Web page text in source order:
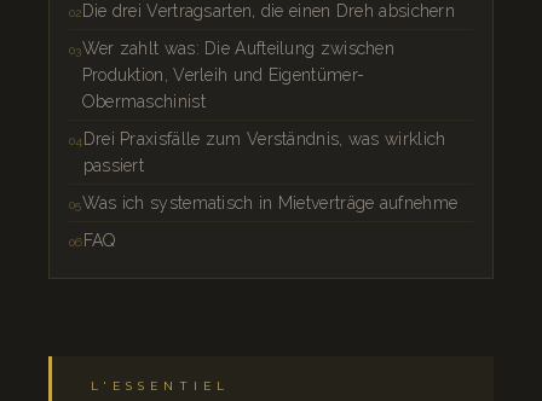
Die drei Vertragsarten, die einen Dreh absichern
Wer zahlt was: Die Aufteilung zwischen
Produktion, Verleih und Eigentümer-
Obermaschinist
Drei Praxisfälle zum Verständnis, was wirklich
passiert
Was ich systematisch in Mietverträge aufnehme
FAQ
L'ESSENTIEL